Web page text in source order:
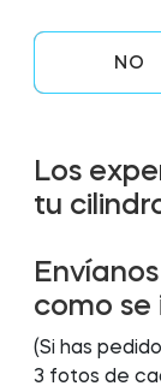
TIENDA
BLOG
TIENDA
BLOG
NO
Los
tu
como se
(Si has
3 fotos de